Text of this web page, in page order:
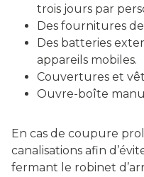
trois jours par
Des fournitures
Des batteries
appareils mobiles.
Couvertures et
Ouvre-boîte
En cas de coupure
canalisations afin
fermant le robinet